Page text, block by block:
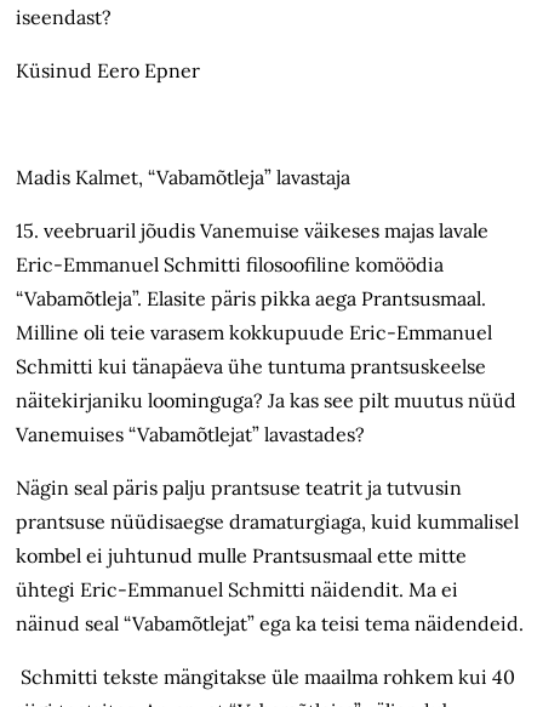
iseendast?
Küsinud Eero Epner
Madis Kalmet, “Vabamõtleja” lavastaja
15. veebruaril jõudis Vanemuise väikeses majas lavale
Eric-Emmanuel Schmitti filosoofiline komöödia
“Vabamõtleja”. Elasite päris pikka aega Prantsusmaal.
Milline oli teie varasem kokkupuude Eric-Emmanuel
Schmitti kui tänapäeva ühe tuntuma prantsuskeelse
näitekirjaniku loominguga? Ja kas see pilt muutus nüüd
Vanemuises “Vabamõtlejat” lavastades?
Nägin seal päris palju prantsuse teatrit ja tutvusin
prantsuse nüüdisaegse dramaturgiaga, kuid kummalisel
kombel ei juhtunud mulle Prantsusmaal ette mitte
ühtegi Eric-Emmanuel Schmitti näidendit. Ma ei
näinud seal “Vabamõtlejat” ega ka teisi tema näidendeid.
Schmitti tekste mängitakse üle maailma rohkem kui 40